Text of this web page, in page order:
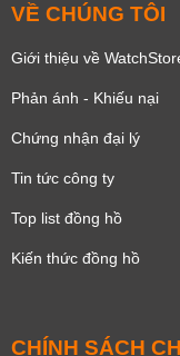
VỀ CHÚNG TÔI
Giới thiệu về
Phản ánh - Khiếu nại
Chứng nhận đại lý
Tin tức công ty
Top list đồng hồ
Kiến thức đồng hồ
CHÍNH SÁCH